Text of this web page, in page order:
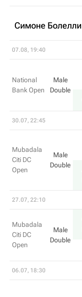
Симоне Болелли
07.08, 19:40
National
Bank Open
Male
Double
30.07, 22:45
Mubadala
Citi DC
Open
Male
Double
27.07, 22:10
Mubadala
Citi DC
Open
Male
Double
06.07, 18:30